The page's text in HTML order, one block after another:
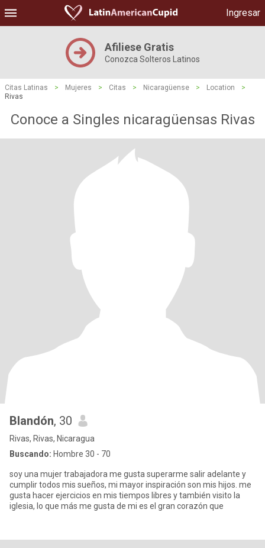
Ingresar
Afiliese Gratis
Conozca Solteros Latinos
Citas Latinas > Mujeres > Citas > Nicaragüense > Location
>
Rivas
Conoce a Singles nicaragüensas Rivas
Blandón, 30
Rivas, Rivas, Nicaragua
Buscando: Hombre 30 - 70
soy una mujer trabajadora me gusta superarme salir adelante y
cumplir todos mis sueños, mi mayor inspiración son mis hijos. me
gusta hacer ejercicios en mis tiempos libres y también visito la
iglesia, lo que más me gusta de mi es el gran corazón que